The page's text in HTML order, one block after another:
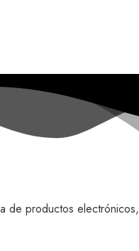
de productos electrónicos,